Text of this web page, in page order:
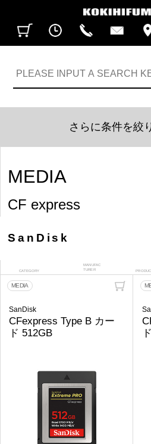
さらに条件を絞
MEDIA
CF express
SanDisk
CATEGORY
MANUFAC
TURER
MEDIA
SanDisk
CFexpress Type B カー
ド 512GB